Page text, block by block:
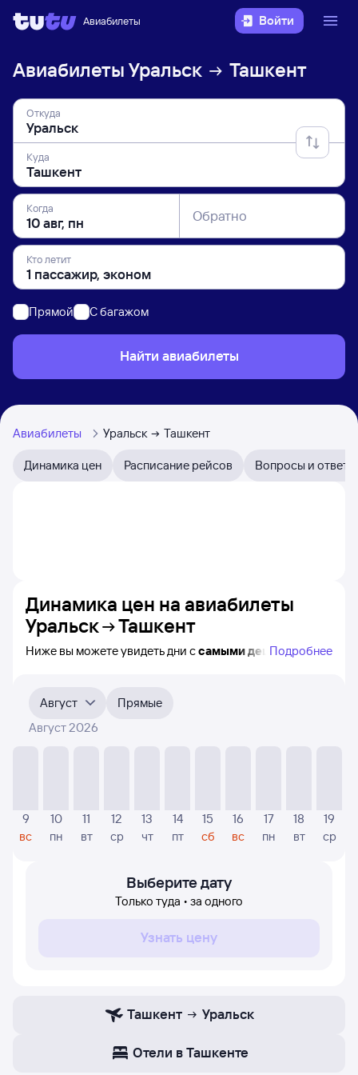
Авиабилеты Войти
Авиабилеты Уральск Ташкент
Откуда
Куда
Когда Обратно
Кто летит
Прямой C багажом
Найти авиабилеты
Авиабилеты Уральск Ташкент
Динамика цен Расписание рейсов Вопросы и ответы
Динамика цен на авиабилеты
Уральск
Ташкент
Ниже вы можете увидеть дни ссамыми дешёвыми
Выберите дату, перейдите по клику к поиску билетов
на самолёт и просмотру
Если никто не искал авиабилетов по маршруту
Уральск — Ташкент, то цены могут отсутствовать
частично или полностью. В этом случае заполните
Подробнее
Август
Прямые
Август 2026
9
вс
10
пн
11
вт
12
ср
13
чт
14
пт
15
сб
16
вс
17
пн
18
вт
19
ср
Выберите дату
Только туда • за одного
Узнать цену
Ташкент Уральск
Отели в Ташкенте